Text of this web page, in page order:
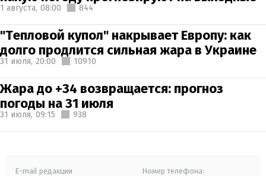
1 августа, 08:00 844
"Тепловой купол" накрывает Европу: как
долго продлится сильная жара в Украине
31 июля, 20:00 10910
Жара до +34 возвращается: прогноз
погоды на 31 июля
31 июля, 09:15 938
E-mail редакции Номер телефона: